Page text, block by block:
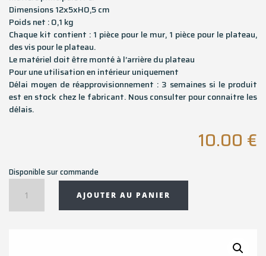
Dimensions 12x5xH0,5 cm
Poids net : 0,1 kg
Chaque kit contient : 1 pièce pour le mur, 1 pièce pour le plateau,
des vis pour le plateau.
Le matériel doit être monté à l’arrière du plateau
Pour une utilisation en intérieur uniquement
Délai moyen de réapprovisionnement : 3 semaines si le produit
est en stock chez le fabricant. Nous consulter pour connaitre les
délais.
10.00 €
Disponible sur commande
Kit
AJOUTER AU PANIER